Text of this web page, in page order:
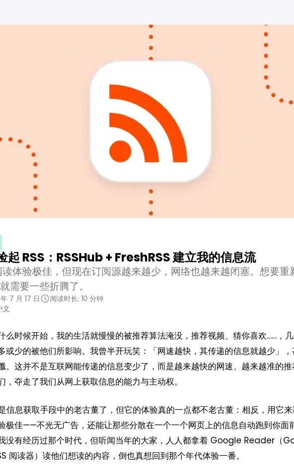
起 RSS：RSSHub + FreshRSS 建立我的信息流
读体验极佳，但现在订阅源越来越少，网络也越来越闭塞。想要重
需要一些折腾了。
7 月 17 日
阅读时长: 10 分钟
文
么时候开始，我的生活就慢慢的被推荐算法淹没，推荐视频、猜你喜欢……，几
或少的被他们所影响。我曾半开玩笑：「网速越快，其传递的信息就越少」
。这并不是互联网能传递的信息变少了，而是越来越快的网速、越来越准的
，夺走了我们从网上获取信息的能力与主动权。
信息获取手段中的老古董了，但它的体验真的一点都不老古董：相反，用它
极佳——不光无广告，还能让那些分散在一个一个网页上的信息自动跑到你面
没有经历过那个时代，但听闻当年的大家，人人都拿着 Google Reader（
阅读器）读他们想读的内容，倒也真想回到那个年代体验一番。